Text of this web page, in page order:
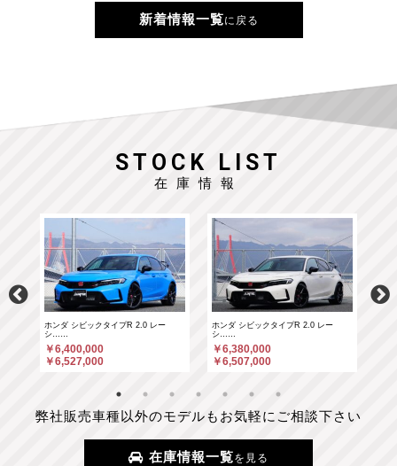
新着情報一覧に戻る
STOCK LIST
在庫情報
ホンダ シビックタイプR 2.0 レー
シ……
￥6,400,000
￥6,527,000
ホンダ シビックタイプR 2.0 レー
シ……
￥6,380,000
￥6,507,000
弊社販売車種以外のモデルもお気軽にご相談下さい
在庫情報一覧を見る